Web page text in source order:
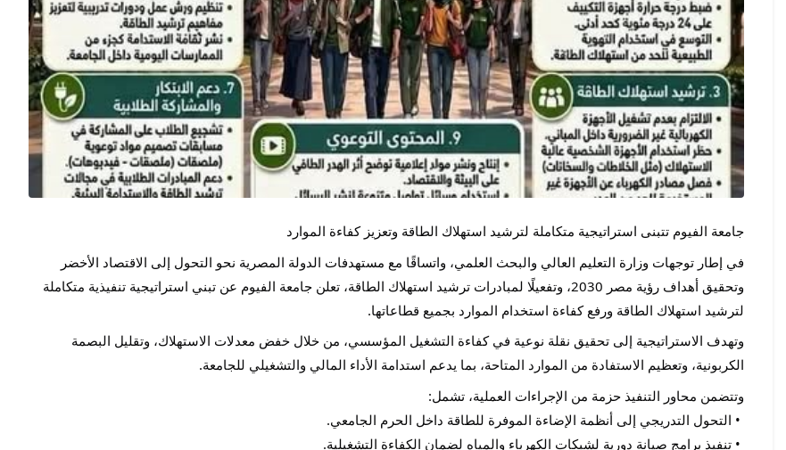
جامعة الفيوم تتبنى استراتيجية متكاملة لترشيد استهلاك الطاقة وتعزيز كفاءة الموارد
لترشيد استهلاك الطاقة ورفع كفاءة استخدام الموارد بجميع قطاعاتها.
الكربونية، وتعظيم الاستفادة من الموارد المتاحة، بما يدعم استدامة الأداء المالي والتشغيلي للجامعة.
وتتضمن محاور التنفيذ حزمة من الإجراءات العملية، تشمل: